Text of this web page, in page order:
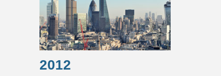
2012